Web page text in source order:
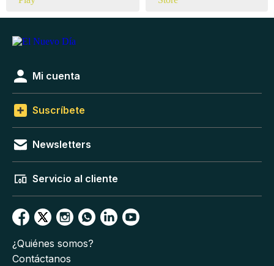
Mi cuenta
Suscríbete
Newsletters
Servicio al cliente
¿Quiénes somos?
Contáctanos